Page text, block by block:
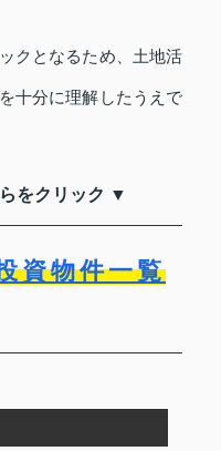
クとなるため、土地活
十分に理解したうえで
をクリック ▼
資物件一覧